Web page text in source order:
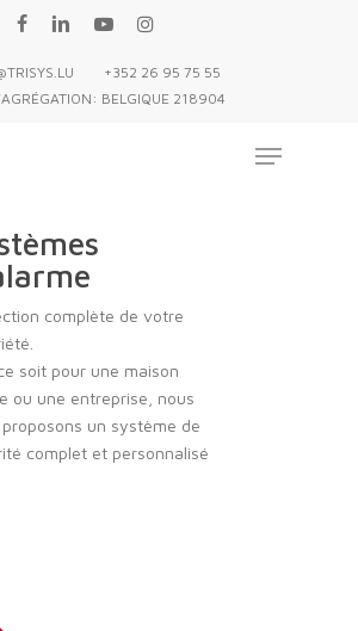
FACEBOOKLINKEDINYOUTUBEINSTAGRAM
+352 26 95 75 55
BELGIQUE 218904
Menu
complète de votre
soit pour une maison
ou une entreprise, nous
un système de
complet et personnalisé